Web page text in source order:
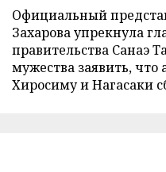
Официальный
Захарова упрекнула
правительства Санаэ
мужества заявить,
Хиросиму и Нагасаки